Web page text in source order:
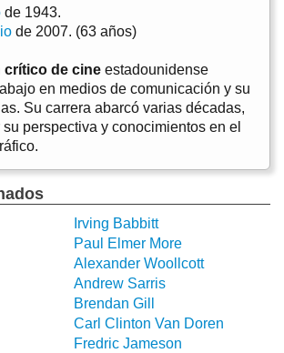
de 1943.
de 2007. (63 años)
crítico de cine estadounidense
en medios de comunicación y su
Su carrera abarcó varias décadas,
perspectiva y conocimientos en el
Irving Babbitt
Paul Elmer More
Alexander Woollcott
Andrew Sarris
Brendan Gill
Carl Clinton Van Doren
Fredric Jameson